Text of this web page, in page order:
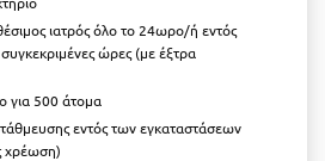
ιατρός όλο το 24ωρο/ή εντός
ώρες (με έξτρα
για 500 άτομα
εντός των εγκαταστάσεων
χρέωση)